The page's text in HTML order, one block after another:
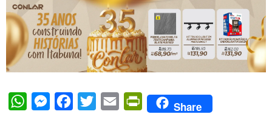
WhatsAppMessengerFacebook
Twitter Email PrintFriendly
Share